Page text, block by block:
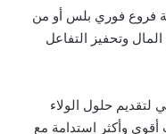
فروع فوري بلس أو من
وتحفيز التفاعل
لتقديم حلول الولاء
وأكثر استدامة مع